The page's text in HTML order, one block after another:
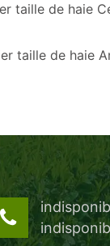
taille de haie
taille de haie